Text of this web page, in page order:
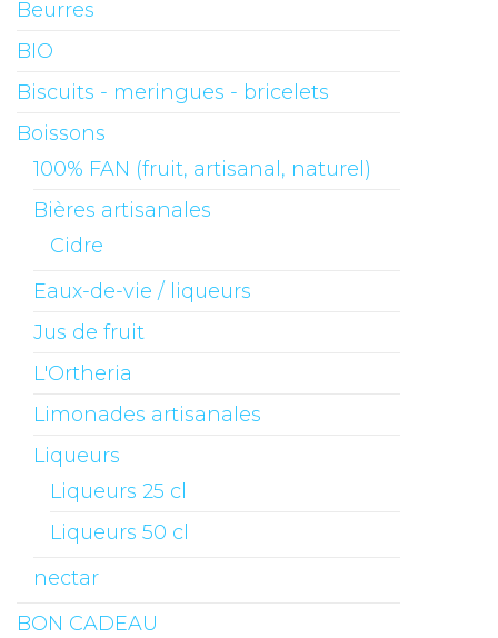
Beurres
BIO
Biscuits - meringues - bricelets
Boissons
100% FAN (fruit, artisanal, naturel)
Bières artisanales
Cidre
Eaux-de-vie / liqueurs
Jus de fruit
L'Ortheria
Limonades artisanales
Liqueurs
Liqueurs 25 cl
Liqueurs 50 cl
nectar
BON CADEAU